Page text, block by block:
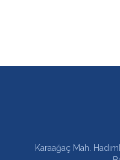
Karaağaç Mah.